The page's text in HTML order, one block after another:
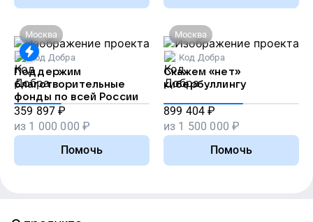
Москва
Код Добра
Поддержим
благотворительные
фонды по всей России
359 897 ₽
из 1 000 000 ₽
Помочь
Москва
Код Добра
Скажем «нет»
кибербуллингу
899 404 ₽
из 1 500 000 ₽
Помочь